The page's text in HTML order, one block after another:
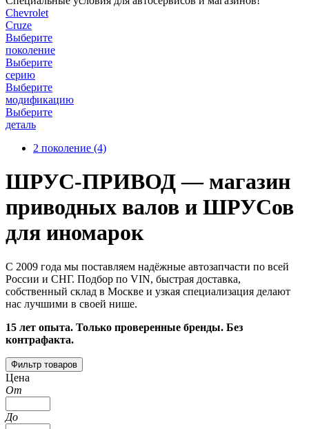
Chevrolet
Cruze
Выберите
поколение
Выберите
серию
Выберите
модификацию
Выберите
деталь
2 поколение (4)
ШРУС-ПРИВОД — магазин
приводных валов и ШРУСов
для иномарок
С 2009 года мы поставляем надёжные автозапчасти по всей
России и СНГ. Подбор по VIN, быстрая доставка,
собственный склад в Москве и узкая специализация делают
нас лучшими в своей нише.
15 лет опыта. Только проверенные бренды. Без
контрафакта.
Фильтр товаров
Цена
От
До